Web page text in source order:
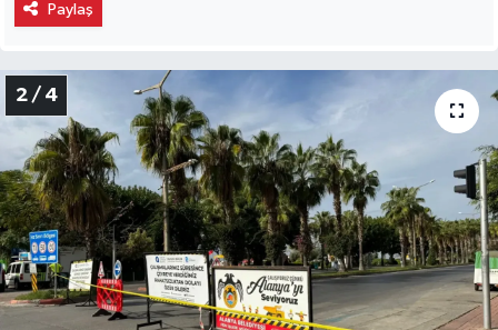
Paylaş
2 / 4